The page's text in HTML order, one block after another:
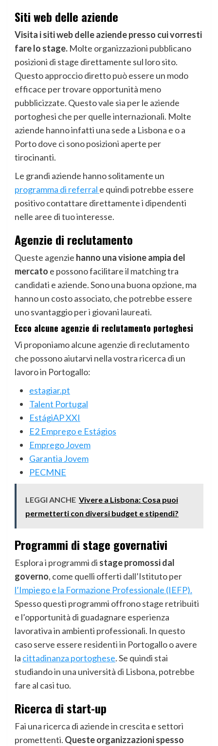
Siti web delle aziende
Visita i siti web delle aziende presso cui vorresti
fare lo stage. Molte organizzazioni pubblicano
posizioni di stage direttamente sul loro sito.
Questo approccio diretto può essere un modo
efficace per trovare opportunità meno
pubblicizzate. Questo vale sia per le aziende
portoghesi che per quelle internazionali. Molte
aziende hanno infatti una sede a Lisbona e o a
Porto dove ci sono posizioni aperte per
tirocinanti.
Le grandi aziende hanno solitamente un
programma di referral e quindi potrebbe essere
positivo contattare direttamente i dipendenti
nelle aree di tuo interesse.
Agenzie di reclutamento
Queste agenzie hanno una visione ampia del
mercato e possono facilitare il matching tra
candidati e aziende. Sono una buona opzione, ma
hanno un costo associato, che potrebbe essere
uno svantaggio per i giovani laureati.
Ecco alcune agenzie di reclutamento portoghesi
Vi proponiamo alcune agenzie di reclutamento
che possono aiutarvi nella vostra ricerca di un
lavoro in Portogallo:
estagiar.pt
Talent Portugal
EstágiAP XXI
E2 Emprego e Estágios
Emprego Jovem
Garantia Jovem
PECMNE
LEGGI ANCHE Vivere a Lisbona: Cosa puoi
permetterti con diversi budget e stipendi?
Programmi di stage governativi
Esplora i programmi di stage promossi dal
governo, come quelli offerti dall’Istituto per
l’Impiego e la Formazione Professionale (IEFP).
Spesso questi programmi offrono stage retribuiti
e l’opportunità di guadagnare esperienza
lavorativa in ambienti professionali. In questo
caso serve essere residenti in Portogallo o avere
la cittadinanza portoghese. Se quindi stai
studiando in una università di Lisbona, potrebbe
fare al casi tuo.
Ricerca di start-up
Fai una ricerca di aziende in crescita e settori
promettenti. Queste organizzazioni spesso